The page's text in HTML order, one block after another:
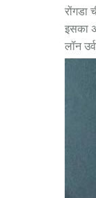
रोंगडा
इसका
लॉन